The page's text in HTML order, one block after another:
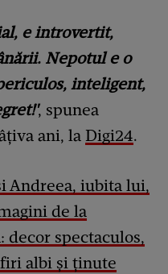
e introvertit,
Nepotul e o
inteligent,
, spunea
ani, la Digi24.
Andreea, iubita lui,
de la
spectaculos,
albi și ținute